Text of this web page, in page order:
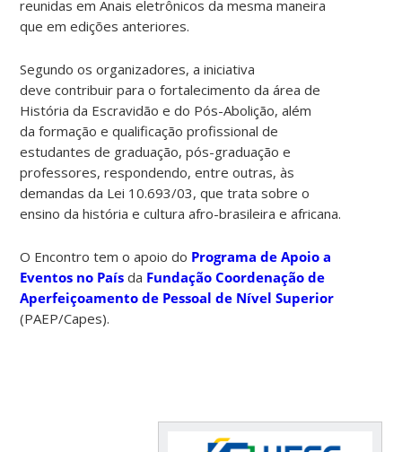
reunidas em Anais eletrônicos da mesma maneira
que em edições anteriores.
Segundo os organizadores, a iniciativa
deve contribuir para o fortalecimento da área de
História da Escravidão e do Pós-Abolição, além
da formação e qualificação profissional de
estudantes de graduação, pós-graduação e
professores, respondendo, entre outras, às
demandas da Lei 10.693/03, que trata sobre o
ensino da história e cultura afro-brasileira e africana.
O Encontro tem o apoio do Programa de Apoio a
Eventos no País da Fundação Coordenação de
Aperfeiçoamento de Pessoal de Nível Superior
(PAEP/Capes).